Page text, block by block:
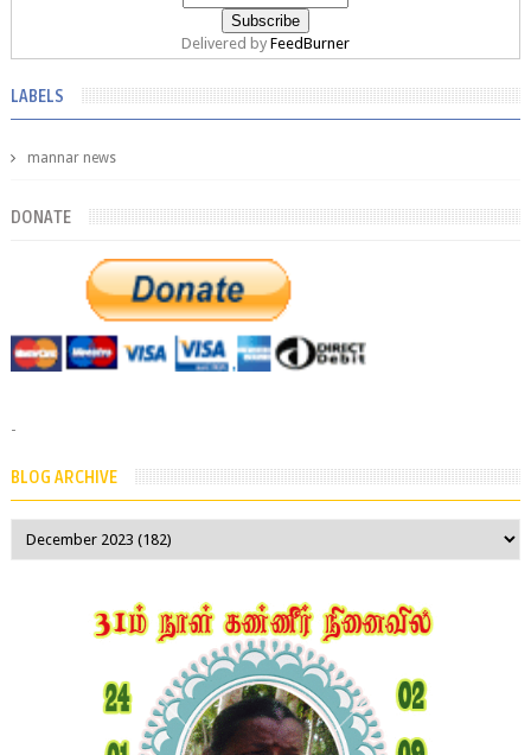
Delivered by FeedBurner
LABELS
mannar news
DONATE
-
BLOG ARCHIVE